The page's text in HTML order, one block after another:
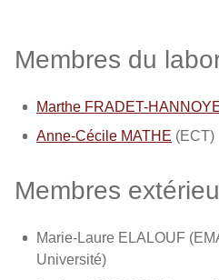
Membres du
Marthe FRADET-
Anne-Cécile MATHE (ECT)
Membres
Marie-Laure ELALOUF
Université)